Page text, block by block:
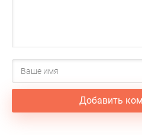
Добавить